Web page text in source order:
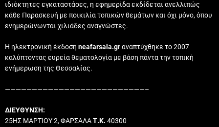
ιδιόκτητες εγκαταστάσες, η εφημερίδα εκδίδεται ανελλιπώς
κάθε Παρασκευή με ποικιλία τοπικών θεμάτων και όχι μόνο, όπου
ενημερώνωνται χιλιάδες αναγνώστες.
Η ηλεκτρονική έκδοση neafarsala.grαναπτύχθηκε το 2007
καλύπτοντας ευρεία θεματολογία με βάση πάντα την τοπική
ενήμερωση της Θεσσαλίας.
——————————————————————————–
ΔΙΕΥΘΥΝΣΗ:
25ΗΣ ΜΑΡΤΙΟΥ 2, ΦΑΡΣΑΛΑΤ.Κ. 40300